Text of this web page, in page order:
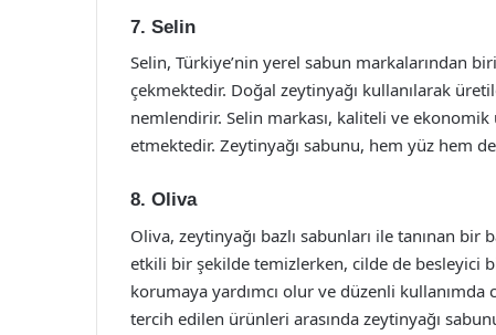
7. Selin
Selin, Türkiye’nin yerel sabun markalarından
çekmektedir. Doğal zeytinyağı kullanılarak
nemlendirir. Selin markası, kaliteli ve
etmektedir. Zeytinyağı sabunu, hem yüz hem
8. Oliva
Oliva, zeytinyağı bazlı sabunları ile tanınan
etkili bir şekilde temizlerken, cilde de besleyici
korumaya yardımcı olur ve düzenli kullanımda
tercih edilen ürünleri arasında zeytinyağı